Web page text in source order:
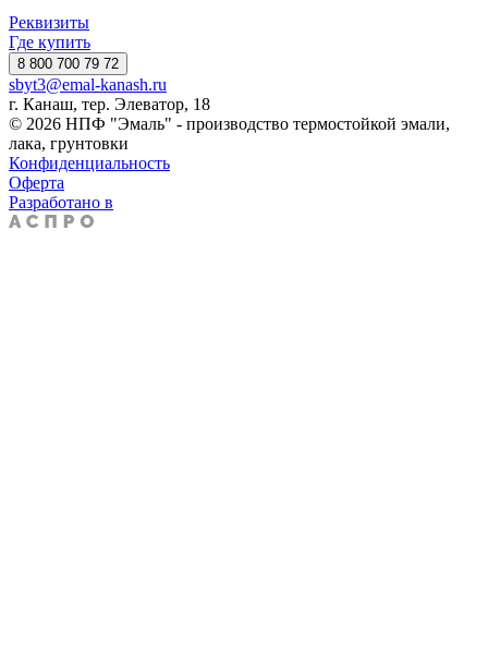
Реквизиты
Где купить
8 800 700 79 72
sbyt3@emal-kanash.ru
г. Канаш, тер. Элеватор, 18
© 2026 НПФ "Эмаль" - производство термостойкой эмали,
лака, грунтовки
Конфиденциальность
Оферта
Разработано в